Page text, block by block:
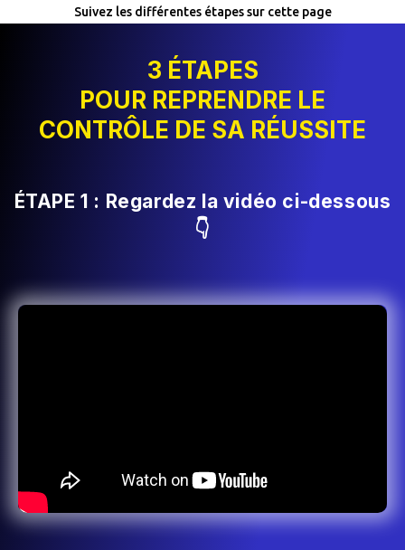
Suivez les différentes étapes sur cette page
3 ÉTAPES
POUR REPRENDRE LE
CONTRÔLE DE SA RÉUSSITE
ÉTAPE 1 : Regardez la vidéo ci-dessous
👇